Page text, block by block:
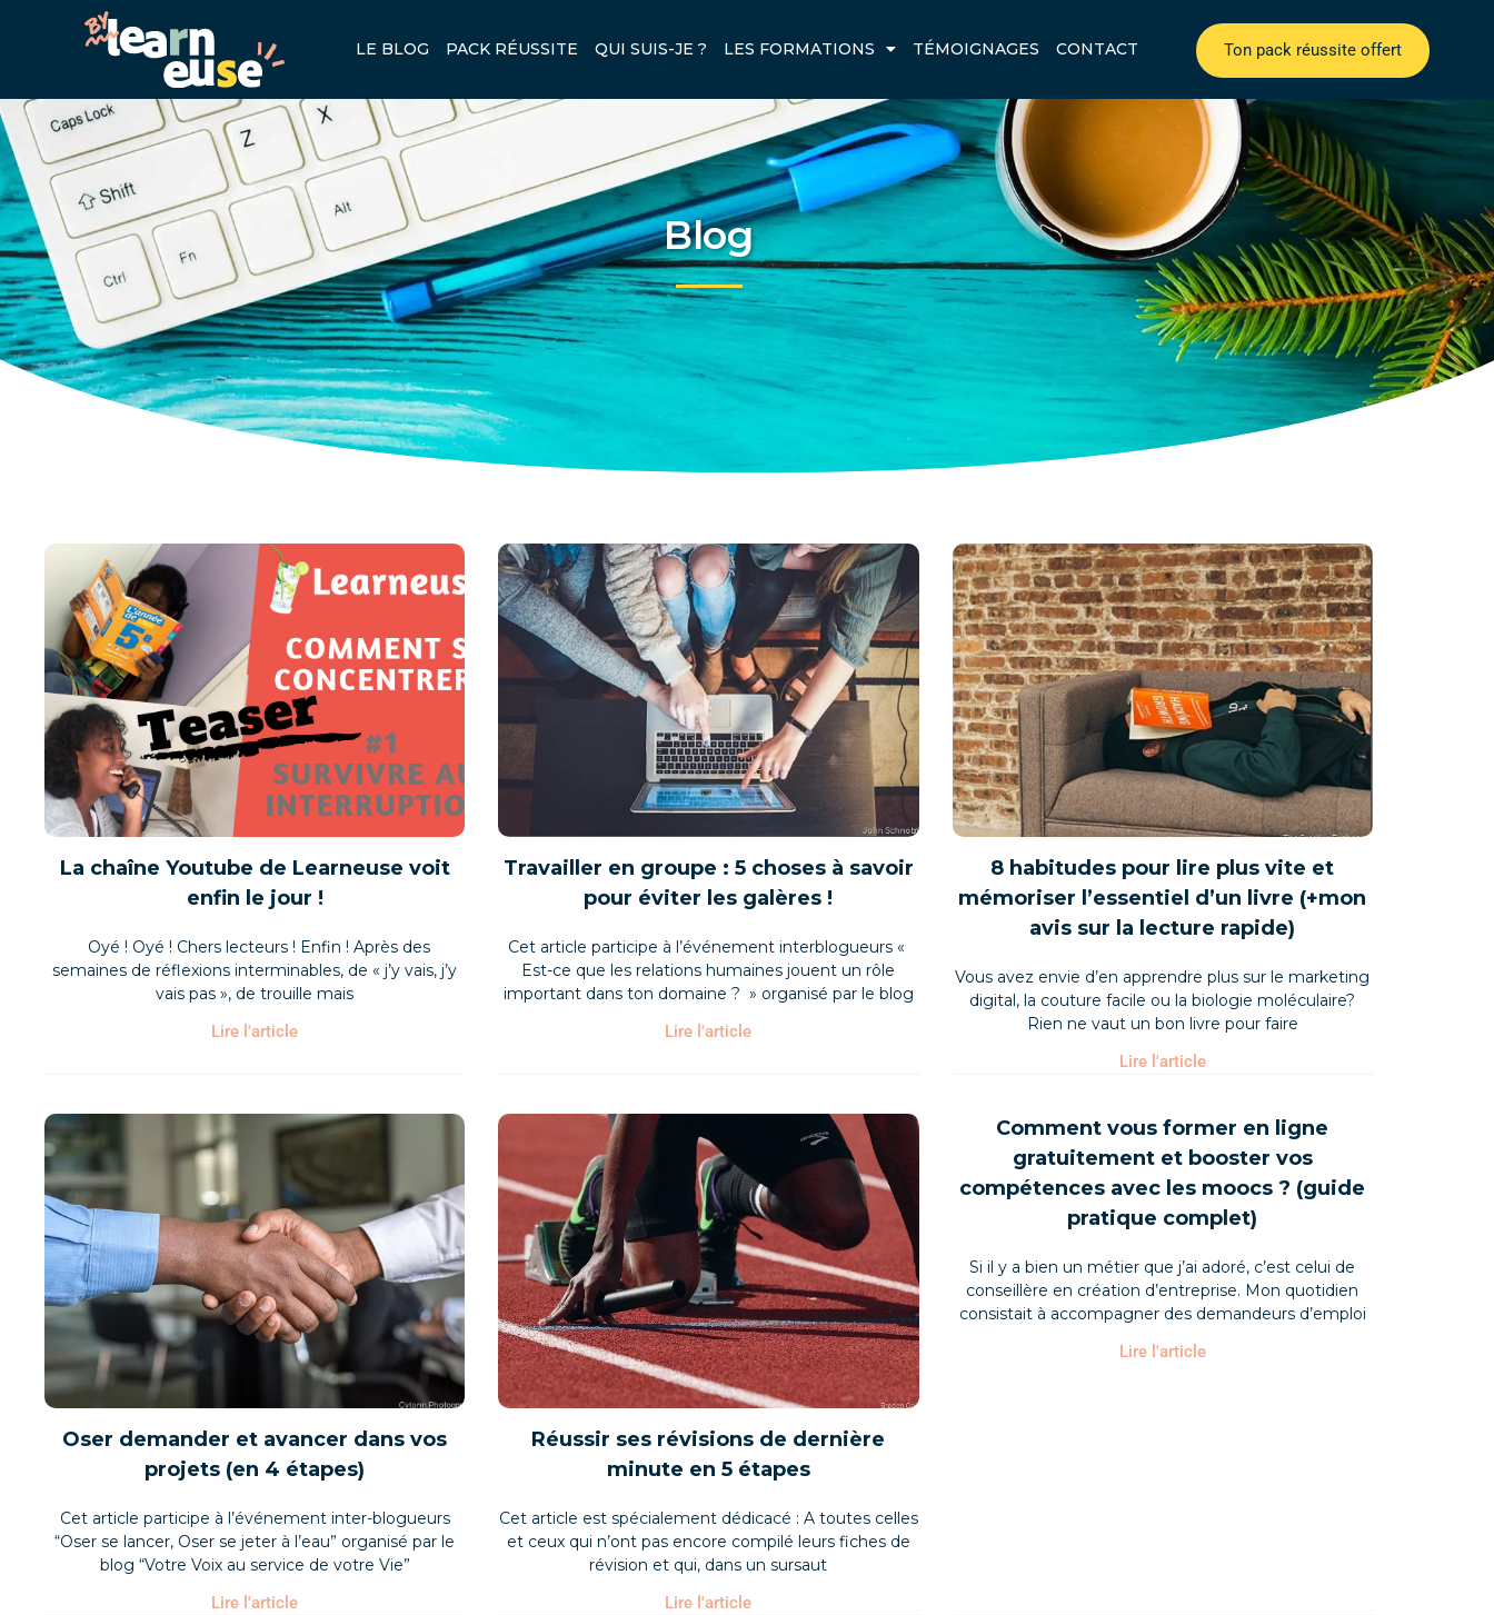
LE BLOG PACK RÉUSSITE QUI SUIS-JE ? LES FORMATIONS TÉMOIGNAGES CONTACT Ton pack réussite offert
Blog
La chaîne Youtube de Learneuse voit
enfin le jour !
Oyé ! Oyé ! Chers lecteurs ! Enfin ! Après des
semaines de réflexions interminables, de « j’y vais, j’y
vais pas », de trouille mais
Lire l'article
Travailler en groupe : 5 choses à savoir
pour éviter les galères !
Cet article participe à l’événement interblogueurs «
Est-ce que les relations humaines jouent un rôle
important dans ton domaine ? » organisé par le blog
Lire l'article
8 habitudes pour lire plus vite et
mémoriser l’essentiel d’un livre (+mon
avis sur la lecture rapide)
Vous avez envie d’en apprendre plus sur le marketing
digital, la couture facile ou la biologie moléculaire?
Rien ne vaut un bon livre pour faire
Lire l'article
Oser demander et avancer dans vos
projets (en 4 étapes)
Cet article participe à l’événement inter-blogueurs
“Oser se lancer, Oser se jeter à l’eau” organisé par le
blog “Votre Voix au service de votre Vie”
Lire l'article
Réussir ses révisions de dernière
minute en 5 étapes
Cet article est spécialement dédicacé : A toutes celles
et ceux qui n’ont pas encore compilé leurs fiches de
révision et qui, dans un sursaut
Lire l'article
Comment vous former en ligne
gratuitement et booster vos
compétences avec les moocs ? (guide
pratique complet)
Si il y a bien un métier que j’ai adoré, c’est celui de
conseillère en création d’entreprise. Mon quotidien
consistait à accompagner des demandeurs d’emploi
Lire l'article